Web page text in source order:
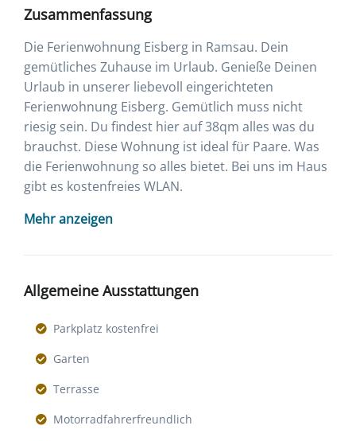
Zusammenfassung
Die Ferienwohnung Eisberg in Ramsau. Dein
gemütliches Zuhause im Urlaub. Genieße Deinen
Urlaub in unserer liebevoll eingerichteten
Ferienwohnung Eisberg. Gemütlich muss nicht
riesig sein. Du findest hier auf 38qm alles was du
brauchst. Diese Wohnung ist ideal für Paare. Was
die Ferienwohnung so alles bietet. Bei uns im Haus
gibt es kostenfreies WLAN.
Mehr anzeigen
Allgemeine Ausstattungen
Parkplatz kostenfrei
Garten
Terrasse
Motorradfahrerfreundlich